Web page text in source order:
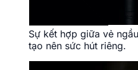
Sự kết hợp giữa vẻ
tạo nên sức hút riêng.